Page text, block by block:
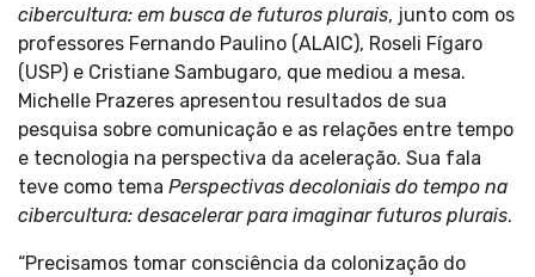
cibercultura: em busca de futuros plurais, junto com os
professores Fernando Paulino (ALAIC), Roseli Fígaro
(USP) e Cristiane Sambugaro, que mediou a mesa.
Michelle Prazeres apresentou resultados de sua
pesquisa sobre comunicação e as relações entre tempo
e tecnologia na perspectiva da aceleração. Sua fala
teve como tema Perspectivas decoloniais do tempo na
cibercultura: desacelerar para imaginar futuros plurais.
“Precisamos tomar consciência da colonização do